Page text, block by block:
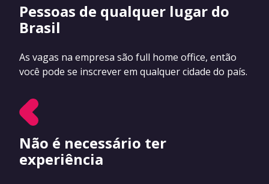
Pessoas de qualquer lugar do
Brasil
As vagas na empresa são full home office, então
você pode se inscrever em qualquer cidade do país.
Não é necessário ter
experiência